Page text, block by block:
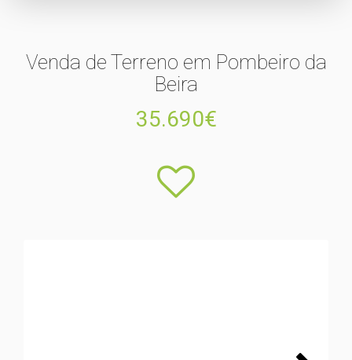
Venda de Terreno em Pombeiro da
Beira
35.690€